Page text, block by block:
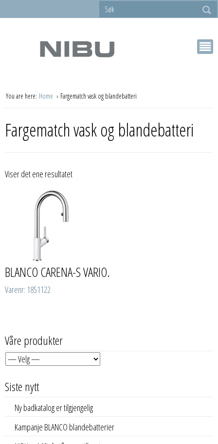
You are here: Home Fargematch vask og blandebatteri
Fargematch vask og blandebatteri
Viser det ene resultatet
BLANCO CARENA-S VARIO.
Varenr: 1851122
Våre produkter
Siste nytt
Ny badkatalog er tilgjengelig
Kampanje BLANCO blandebatterier